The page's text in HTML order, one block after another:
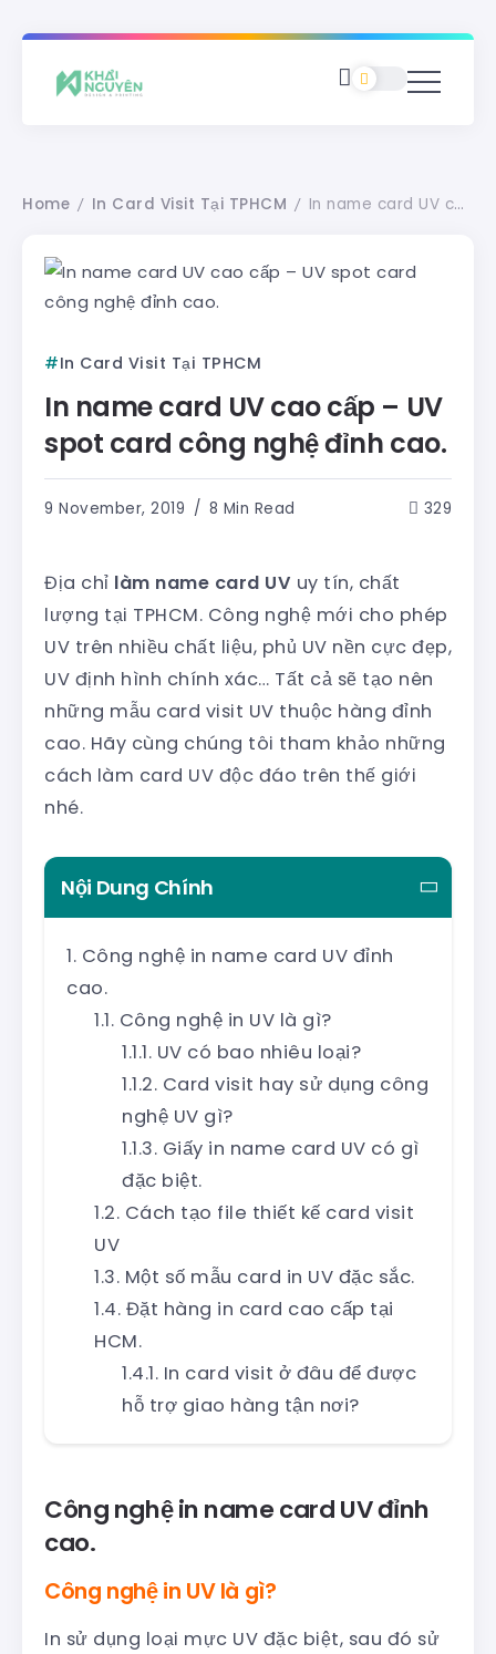
Home / In Card Visit Tại TPHCM / In name card UV cao cấp – UV spot card công nghệ đỉnh cao.
In Card Visit Tại TPHCM
In name card UV cao cấp – UV
spot card công nghệ đỉnh cao.
9 November, 2019 8 Min Read 329
Địa chỉ làm name card UV uy tín, chất
lượng tại TPHCM. Công nghệ mới cho phép
UV trên nhiều chất liệu, phủ UV nền cực đẹp,
UV định hình chính xác… Tất cả sẽ tạo nên
những mẫu card visit UV thuộc hàng đỉnh
cao. Hãy cùng chúng tôi tham khảo những
cách làm card UV độc đáo trên thế giới
nhé.
Nội Dung Chính
Công nghệ in name card UV đỉnh
cao.
Công nghệ in UV là gì?
UV có bao nhiêu loại?
Card visit hay sử dụng công
nghệ UV gì?
Giấy in name card UV có gì
đặc biệt.
Cách tạo file thiết kế card visit
UV
Một số mẫu card in UV đặc sắc.
Đặt hàng in card cao cấp tại
HCM.
In card visit ở đâu để được
hỗ trợ giao hàng tận nơi?
Công nghệ in name card UV đỉnh
cao.
Công nghệ in UV là gì?
In sử dụng loại mực UV đặc biệt, sau đó sử